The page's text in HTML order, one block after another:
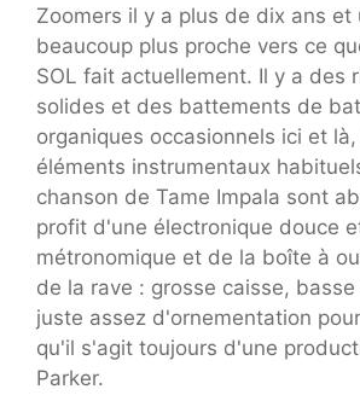
Zoomers il y a plus de dix ans et
beaucoup plus proche vers ce
SOL fait actuellement. Il y a des
solides et des battements de
organiques occasionnels ici et
éléments instrumentaux
chanson de Tame Impala sont
profit d'une électronique douce
métronomique et de la boîte à
de la rave : grosse caisse,
juste assez d'ornementation
qu'il s'agit toujours d'une
Parker.